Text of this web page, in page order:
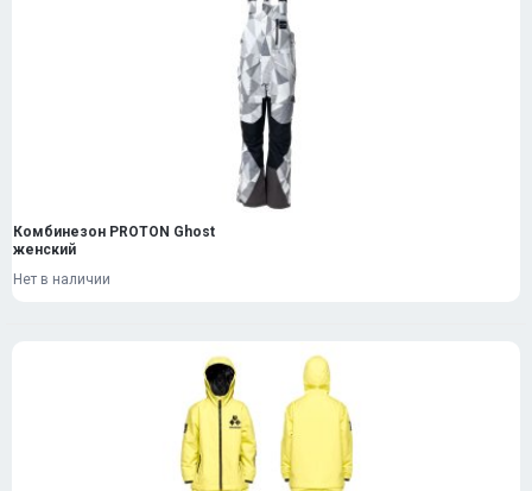
Комбинезон PROTON Ghost
женский
Нет в наличии